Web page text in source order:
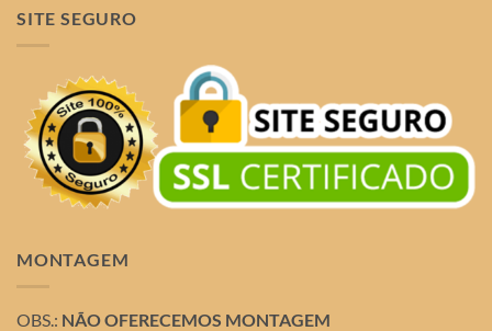
SITE SEGURO
MONTAGEM
OBS.: NÃO OFERECEMOS MONTAGEM